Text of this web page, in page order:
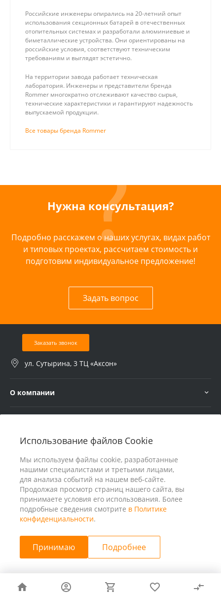
Использование файлов Cookie
Мы используем файлы cookie, разработанные
нашими специалистами и третьими лицами,
для анализа событий на нашем веб-сайте.
Продолжая просмотр страниц нашего сайта, вы
принимаете условия его использования. Более
подробные сведения смотрите в Политике
конфиденциальности.
Принимаю Подробнее
Российские инженеры опирались на 20-летний опыт
использования секционных батарей в отечественных
отопительных системах и разработали алюминиевые и
биметаллические устройства. Они ориентированы на
российские условия, соответствуют техническим
требованиям и выглядят эстетично.
На территории завода работает техническая
лаборатория. Инженеры и представители бренда
Rommer многократно отслеживают качество сырья,
технические характеристики и гарантируют надежность
выпускаемой продукции.
Все товары бренда Rommer
Нужна консультация?
Подробно расскажем о наших услугах, видах работ
и типовых проектах, рассчитаем стоимость и
подготовим индивидуальное предложение!
Задать вопрос
Заказать звонок
ул. Сутырина, 3 ТЦ «Аксон»
О компании
© 2026 ООО «25 Киловатт» ИНН 4401188290, Все права
защищены